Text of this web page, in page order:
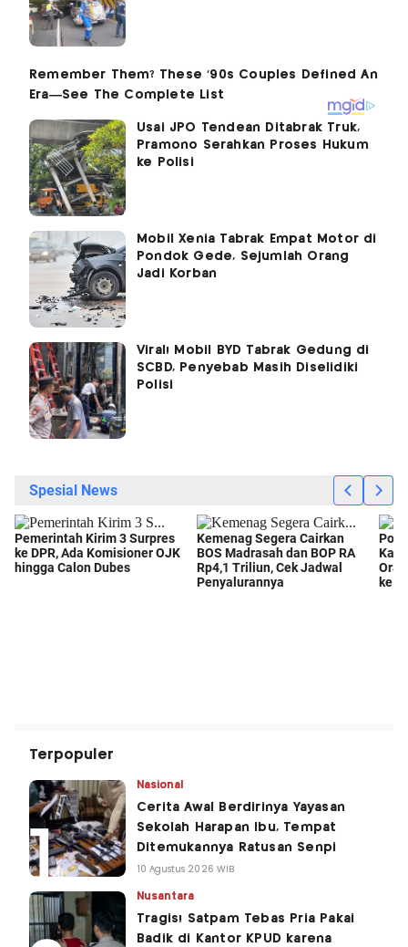
Usai JPO Tendean Ditabrak Truk,
Pramono Serahkan Proses Hukum
ke Polisi
Mobil Xenia Tabrak Empat Motor di
Pondok Gede, Sejumlah Orang
Jadi Korban
Viral! Mobil BYD Tabrak Gedung di
SCBD, Penyebab Masih Diselidiki
Polisi
Terpopuler
Nasional
Cerita Awal Berdirinya Yayasan
Sekolah Harapan Ibu, Tempat
Ditemukannya Ratusan Senpi
10 Agustus 2026 WIB
Nusantara
Tragis! Satpam Tebas Pria Pakai
Badik di Kantor KPUD karena